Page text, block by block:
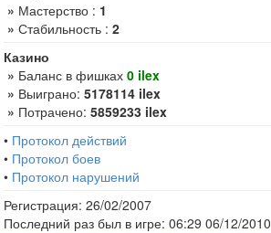
» Мастерство : 1
» Стабильность : 2
Казино
» Баланс в фишках 0 ilex
» Выиграно: 5178114 ilex
» Потрачено: 5859233 ilex
• Протокол действий
• Протокол боев
• Протокол нарушений
Регистрация: 26/02/2007
Последний раз был в игре: 06:29 06/12/2010